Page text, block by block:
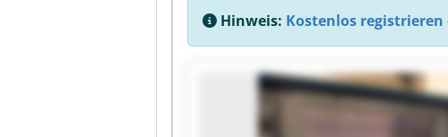
Hinweis: Kostenlos registrieren